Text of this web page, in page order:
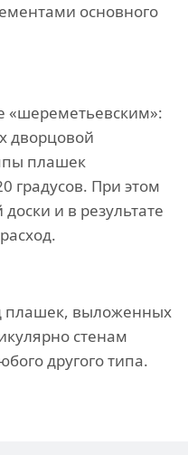
основного
«шереметьевским»:
дворцовой
плашек
градусов. При этом
и в результате
плашек, выложенных
стенам
другого типа.